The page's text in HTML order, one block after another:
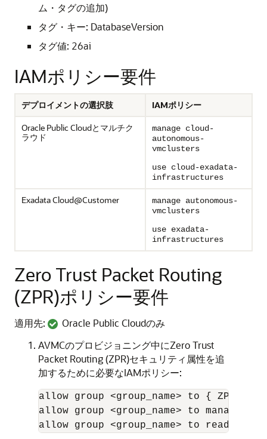
ム・タグの追加)
タグ・キー: DatabaseVersion
タグ値: 26ai
IAMポリシー要件
デプロイメントの選択肢
IAMポリシー
Oracle Public Cloudとマルチク
ラウド
manage cloud-
autonomous-
vmclusters
use cloud-exadata-
infrastructures
Exadata Cloud@Customer
manage autonomous-
vmclusters
use exadata-
infrastructures
Zero Trust Packet Routing
(ZPR)ポリシー要件
適用先:
Oracle Public Cloudのみ
AVMCのプロビジョニング中にZero Trust
Packet Routing (ZPR)セキュリティ属性を追
加するために必要なIAMポリシー:
allow group <group_name> to {
allow group <group_name> to manage
allow group <group_name> to read